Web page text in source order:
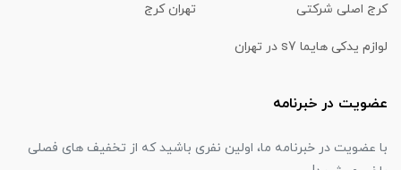
کرج اصلی شرکتی
تهران کرج
لوازم یدکی هایما s7 در تهران
عضویت در خبرنامه
با عضویت در خبرنامه ما، اولین نفری باشید که از تخفیف های فصلی